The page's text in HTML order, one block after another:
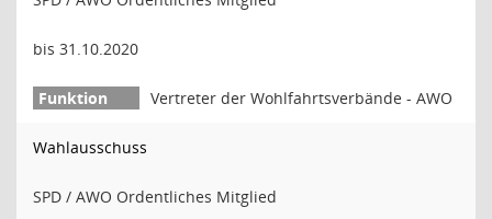
bis 31.10.2020
Vertreter der Wohlfahrtsverbände - AWO
Wahlausschuss
SPD / AWO Ordentliches Mitglied